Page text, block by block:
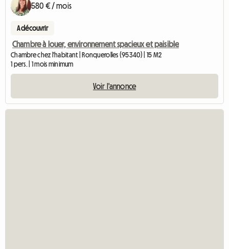
580 € / mois
A découvrir
Chambre à louer, environnement spacieux et paisible
Chambre chez l'habitant | Ronquerolles (95340) | 15 M2
1 pers. | 1 mois minimum
Voir l'annonce